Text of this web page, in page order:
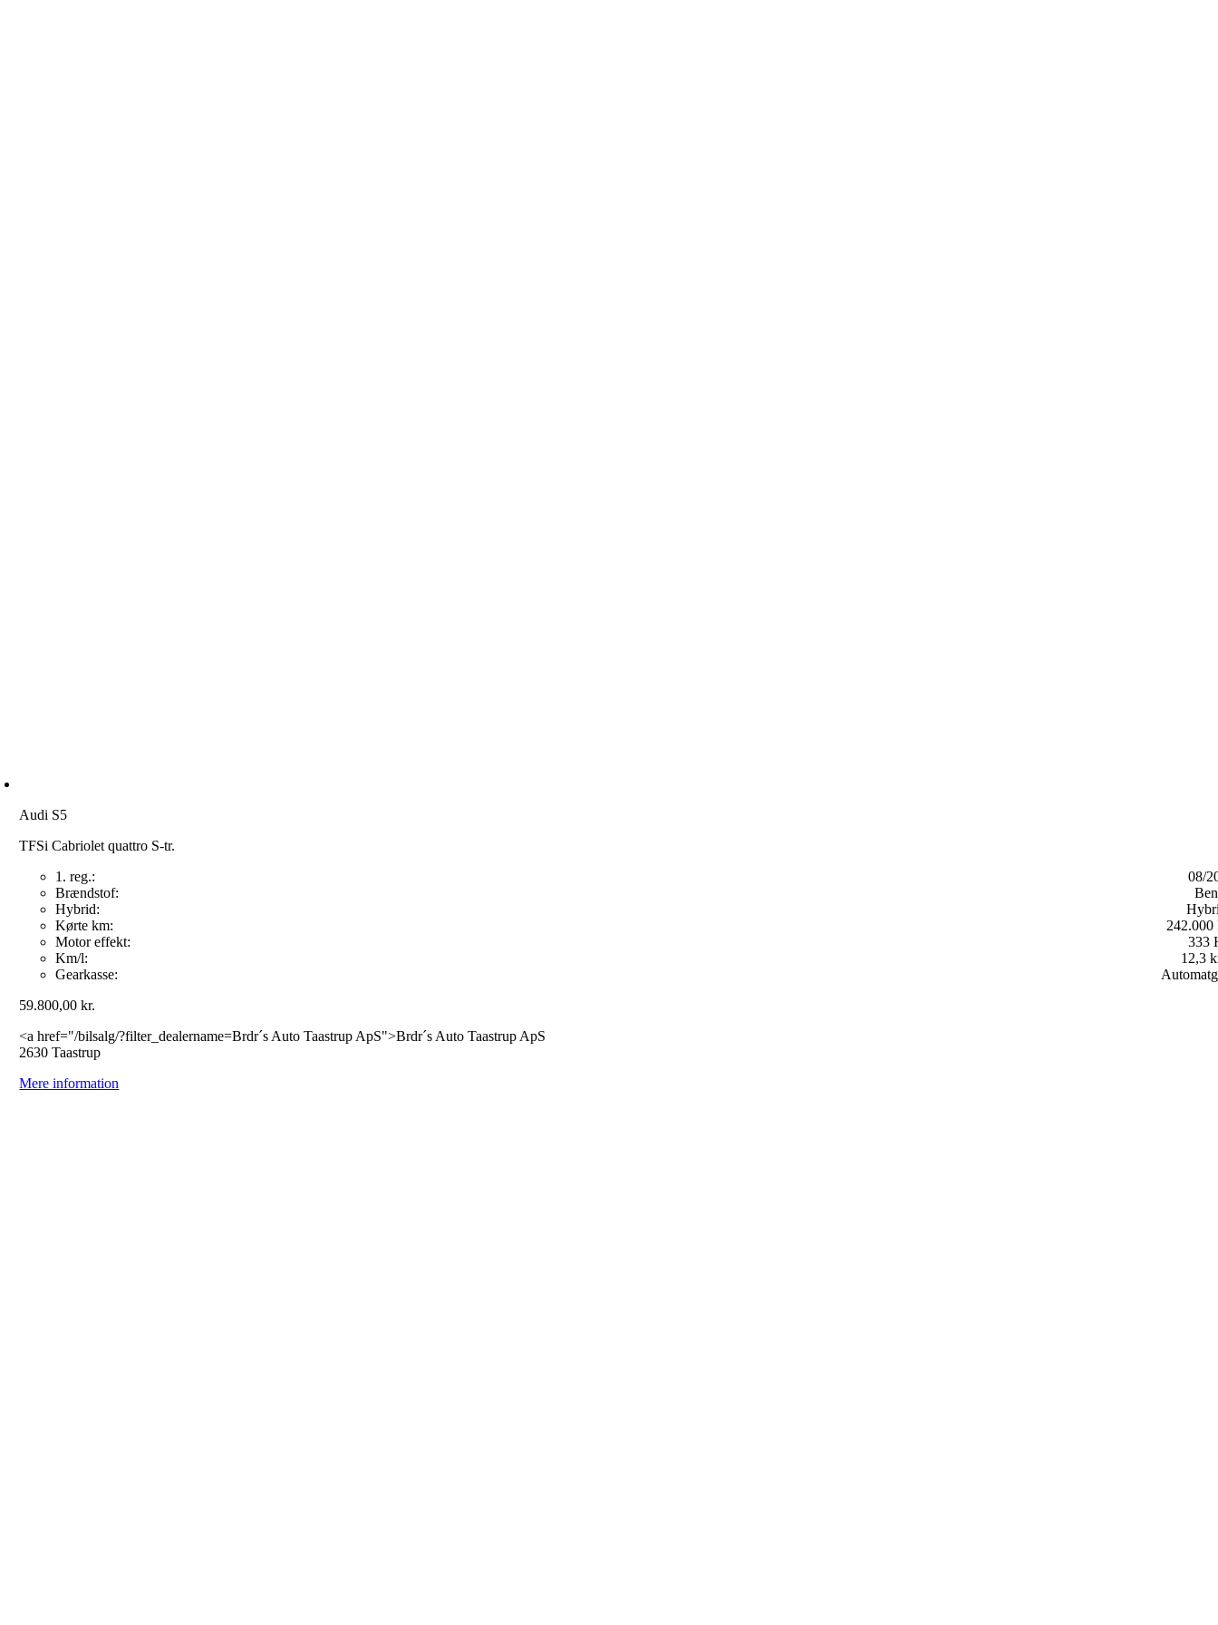
Audi S5
TFSi Cabriolet quattro S-tr.
1. reg.:
08/
Brændstof:
Hybrid:
Kørte km:
242.000
Motor effekt:
333
Km/l:
12,3
Gearkasse:
59.800,00kr.
<a href="/bilsalg/?filter_dealername=Brdr´s Auto Taastrup ApS">Brdr´s Auto Taastrup ApS
2630 Taastrup
Mere information